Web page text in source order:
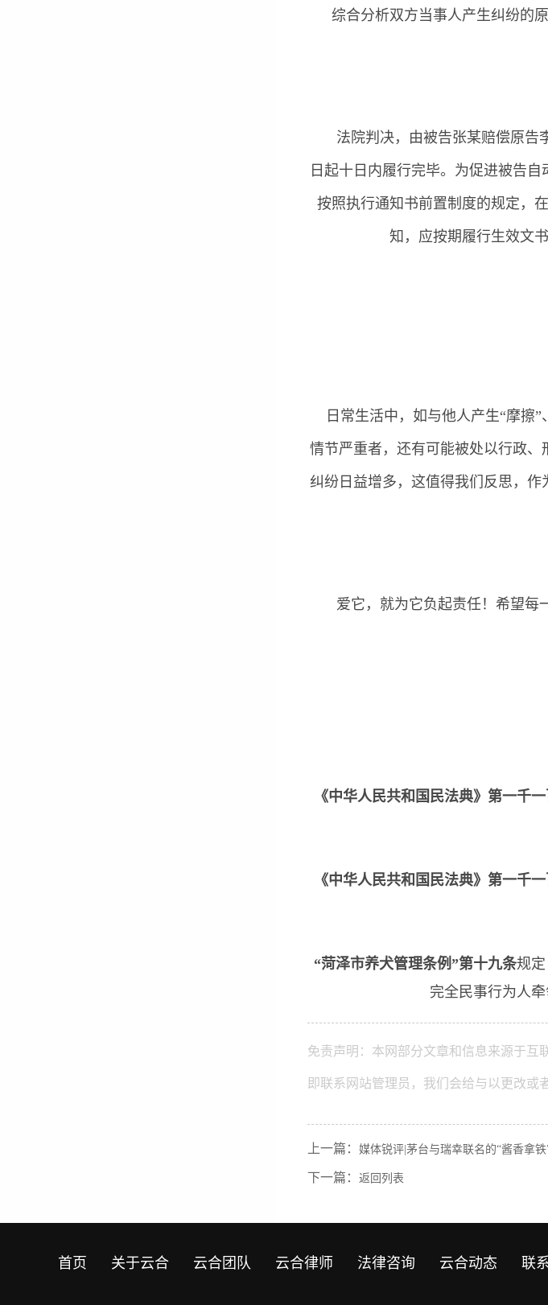
综合分析双方当事人产生纠纷的原
法院判决，由被告张某赔偿原告
日起十日内履行完毕。为促进被告
按照执行通知书前置制度的规定，
知，应按期履行生效文
日常生活中，如与他人产生“摩擦”
情节严重者，还有可能被处以行政
纠纷日益增多，这值得我们反思，
爱它，就为它负起责任！希望每
《中华人民共和国民法典》第一千
《中华人民共和国民法典》第一千
“菏泽市养犬管理条例”第十九条规
完全民事行为人
免责声明：本网部分文章和信息来源于互
即联系网站管理员，我们会给与以更改或
上一篇： 媒体锐评|茅台与瑞幸联名的“酱香拿
下一篇： 返回列表
首页 关于云合 云合团队 云合律师 法律咨询 云合动态 联